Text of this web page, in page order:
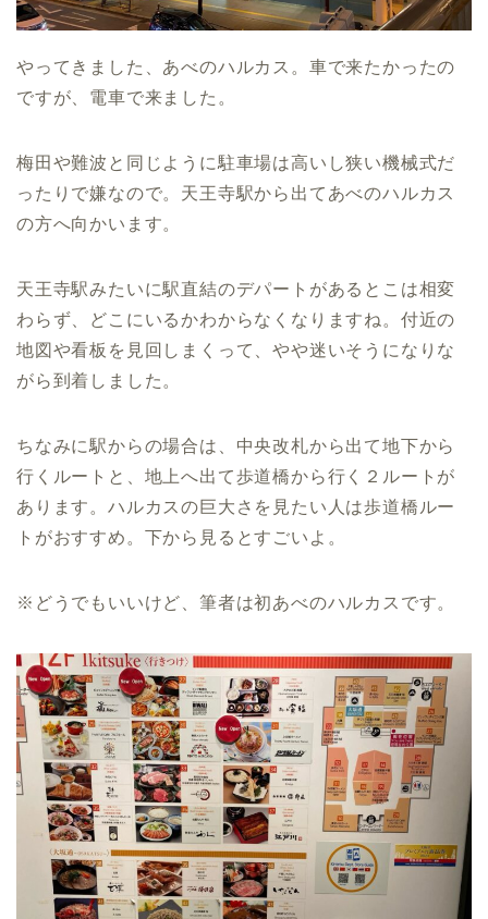
やってきました、あべのハルカス。車で来たかったの
ですが、電車で来ました。
梅田や難波と同じように駐車場は高いし狭い機械式だ
ったりで嫌なので。天王寺駅から出てあべのハルカス
の方へ向かいます。
天王寺駅みたいに駅直結のデパートがあるとこは相変
わらず、どこにいるかわからなくなりますね。付近の
地図や看板を見回しまくって、やや迷いそうになりな
がら到着しました。
ちなみに駅からの場合は、中央改札から出て地下から
行くルートと、地上へ出て歩道橋から行く２ルートが
あります。ハルカスの巨大さを見たい人は歩道橋ルー
トがおすすめ。下から見るとすごいよ。
※どうでもいいけど、筆者は初あべのハルカスです。